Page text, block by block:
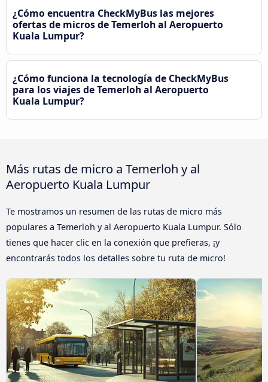
¿Cómo encuentra CheckMyBus las mejores
ofertas de micros de Temerloh al Aeropuerto
Kuala Lumpur?
¿Cómo funciona la tecnología de CheckMyBus
para los viajes de Temerloh al Aeropuerto
Kuala Lumpur?
Más rutas de micro a Temerloh y al
Aeropuerto Kuala Lumpur
Te mostramos un resumen de las rutas de micro más
populares a Temerloh y al Aeropuerto Kuala Lumpur. Sólo
tienes que hacer clic en la conexión que prefieras, ¡y
encontrarás todos los detalles sobre tu ruta de micro!